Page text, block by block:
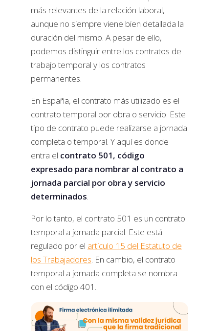
más relevantes de la relación laboral,
aunque no siempre viene bien detallada la
duración del mismo. A pesar de ello,
podemos distinguir entre los contratos de
trabajo temporal y los contratos
permanentes.
En España, el contrato más utilizado es el
contrato temporal por obra o servicio. Este
tipo de contrato puede realizarse a jornada
completa o temporal. Y aquí es donde
entra el contrato 501, código
expresado para nombrar al contrato a
jornada parcial por obra y servicio
determinados.
Por lo tanto, el contrato 501 es un contrato
temporal a jornada parcial. Este está
regulado por el artículo 15 del Estatuto de
los Trabajadores. En cambio, el contrato
temporal a jornada completa se nombra
con el código 401.